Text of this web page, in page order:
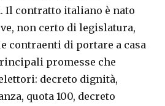
Il contratto italiano è nato
non certo di legislatura,
contraenti di portare a casa
promesse che
decreto dignità,
quota 100, decreto